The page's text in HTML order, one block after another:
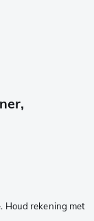
Houd rekening met